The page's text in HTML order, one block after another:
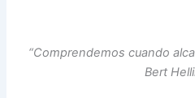
“Comprendemos cuando
Bert